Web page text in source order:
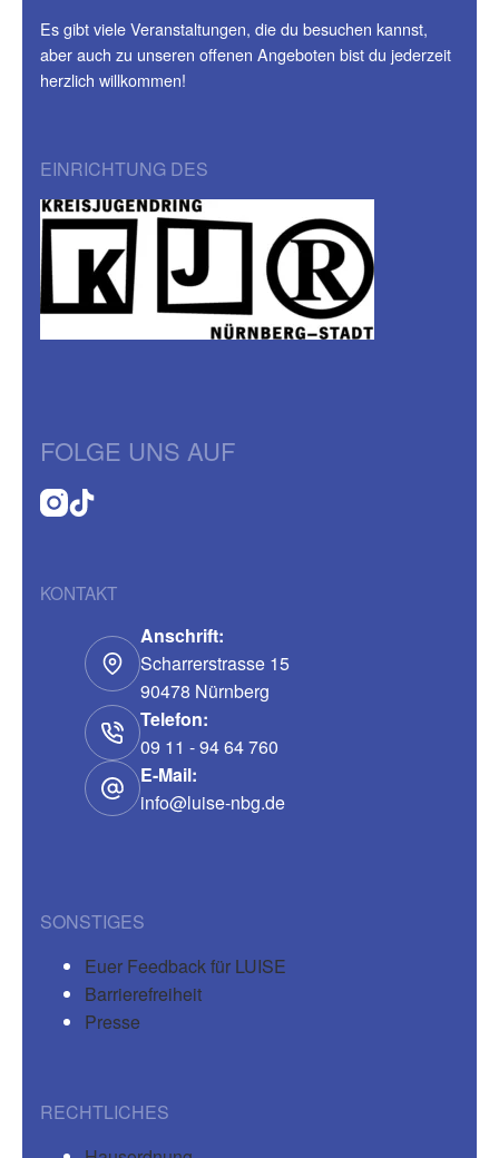
Es gibt viele Veranstaltungen, die du besuchen kannst,
aber auch zu unseren offenen Angeboten bist du jederzeit
herzlich willkommen!
EINRICHTUNG DES
FOLGE UNS AUF
KONTAKT
Anschrift:
Scharrerstrasse 15
90478 Nürnberg
Telefon:
09 11 - 94 64 760
E-Mail:
info@luise-nbg.de
SONSTIGES
Euer Feedback für LUISE
Barrierefreiheit
Presse
RECHTLICHES